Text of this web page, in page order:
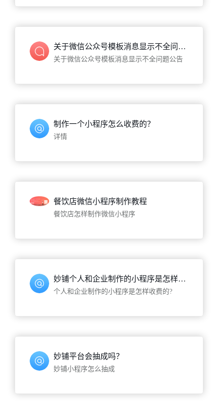
关于微信公众号模板消息显示不全问题公告
关于微信公众号模板消息显示不全问题公告
制作一个小程序怎么收费的？
详情
餐饮店微信小程序制作教程
餐饮店怎样制作微信小程序
妙铺个人和企业制作的小程序是怎样收费的？
个人和企业制作的小程序是怎样收费的?
妙铺平台会抽成吗？
妙铺小程序怎么抽成